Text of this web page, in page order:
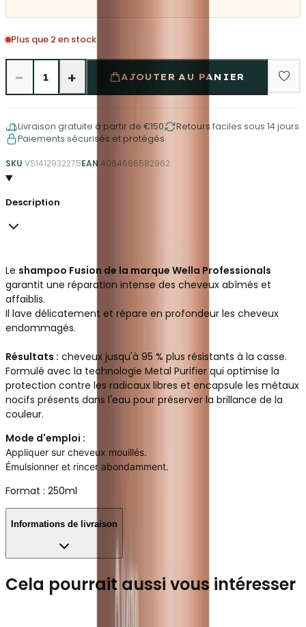
Plus que 2 en stock
− 1 + AJOUTER AU PANIER
Livraison gratuite à partir de €150
Retours faciles sous 14 jours
Paiements sécurisés et protégés
SKU VS1412932275EAN 4064666582962
Description
Le shampoo Fusion de la marque Wella Professionals
garantit une réparation intense des cheveux abîmés et
affaiblis.
Il lave délicatement et répare en profondeur les cheveux
endommagés.
Résultats : cheveux jusqu'à 95 % plus résistants à la casse.
Formulé avec la technologie Metal Purifier qui optimise la
protection contre les radicaux libres et encapsule les métaux
nocifs présents dans l'eau pour préserver la brillance de la
couleur.
Mode d'emploi :
Appliquer sur cheveux mouillés.
Émulsionner et rincer abondamment.
Format : 250ml
Informations de livraison
Cela pourrait aussi vous intéresser